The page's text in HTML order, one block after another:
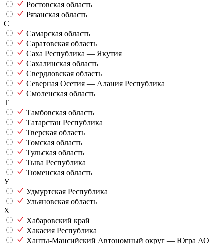
Ростовская область
Рязанская область
С
Самарская область
Саратовская область
Саха Республика — Якутия
Сахалинская область
Свердловская область
Северная Осетия — Алания Республика
Смоленская область
Т
Тамбовская область
Татарстан Республика
Тверская область
Томская область
Тульская область
Тыва Республика
Тюменская область
У
Удмуртская Республика
Ульяновская область
Х
Хабаровский край
Хакасия Республика
Ханты-Мансийский Автономный округ — Югра АО